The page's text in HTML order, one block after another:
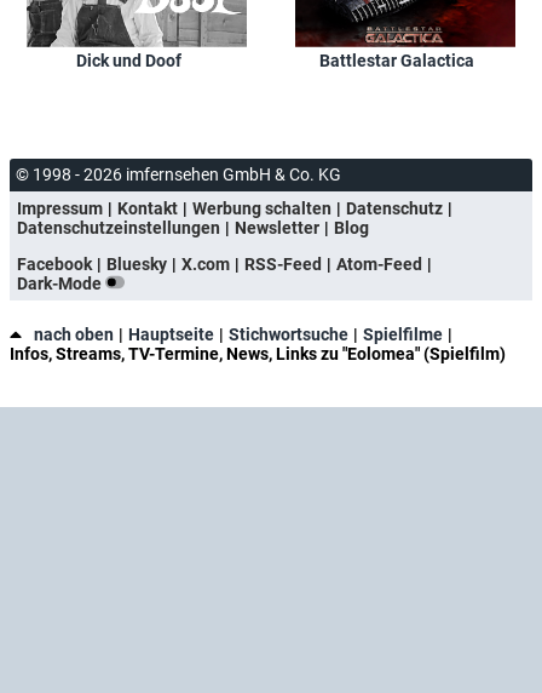
Dick und Doof Battlestar Galactica
© 1998 - 2026 imfernsehen GmbH & Co. KG
Impressum
Kontakt Werbung schalten
Datenschutz
Datenschutzeinstellungen
Newsletter
Blog
Facebook
Bluesky X.com RSS-Feed
Atom-Feed
Dark-Mode
nach oben Hauptseite Stichwortsuche
Spielfilme
Infos, Streams, TV-Termine, News, Links zu "Eolomea" (Spielfilm)